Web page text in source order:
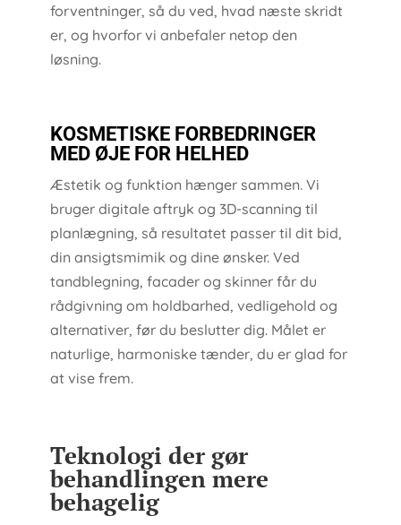
forventninger, så du ved, hvad næste skridt
er, og hvorfor vi anbefaler netop den
løsning.
KOSMETISKE FORBEDRINGER
MED ØJE FOR HELHED
Æstetik og funktion hænger sammen. Vi
bruger digitale aftryk og 3D-scanning til
planlægning, så resultatet passer til dit bid,
din ansigtsmimik og dine ønsker. Ved
tandblegning, facader og skinner får du
rådgivning om holdbarhed, vedligehold og
alternativer, før du beslutter dig. Målet er
naturlige, harmoniske tænder, du er glad for
at vise frem.
Teknologi der gør
behandlingen mere
behagelig